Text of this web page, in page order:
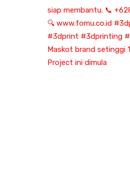
Maskot brand setinggi
Project ini dimula